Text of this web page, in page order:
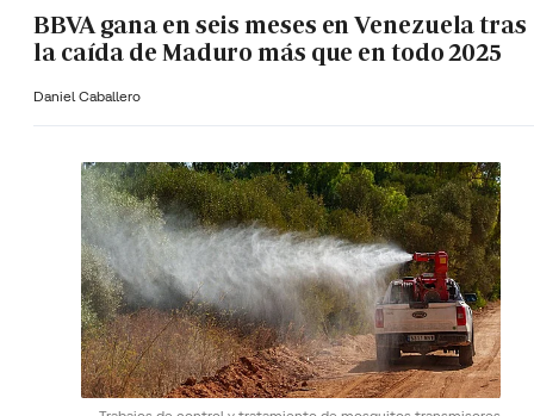
BBVA gana en seis meses en Venezuela tras
la caída de Maduro más que en todo 2025
Daniel Caballero